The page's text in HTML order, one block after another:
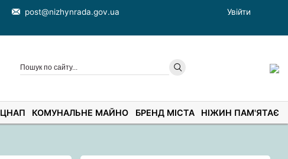
post@nizhynrada.gov.ua
Увійти
ЦНАП КОМУНАЛЬНЕ МАЙНО БРЕНД МІСТА НІЖИН ПАМ'ЯТАЄ